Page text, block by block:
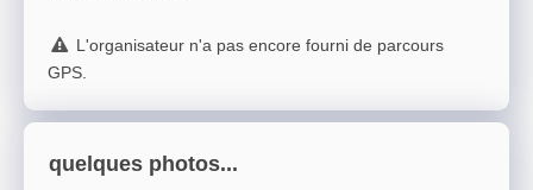
L'organisateur n'a pas encore fourni de parcours
GPS.
quelques photos...